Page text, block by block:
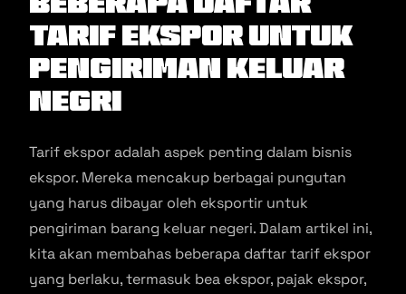
Tarif Ekspor Untuk
Pengiriman Keluar
Negri
Tarif ekspor adalah aspek penting dalam bisnis
ekspor. Mereka mencakup berbagai pungutan
yang harus dibayar oleh eksportir untuk
pengiriman barang keluar negeri. Dalam artikel ini,
kita akan membahas beberapa daftar tarif ekspor
yang berlaku, termasuk bea ekspor, pajak ekspor,